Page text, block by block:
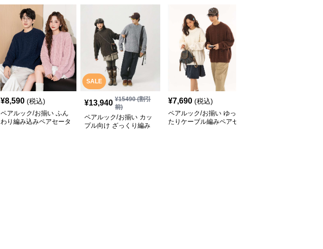
¥8,590 (税込)
ペアルック/お揃い ふん
わり編み込みペアセータ
SALE
¥13,940 ¥15490(割引
前)
ペアルック/お揃い カッ
プル向け ざっくり編み
¥7,690 (税込)
ペアルック/お揃い ゆっ
たりケーブル編みペアセ